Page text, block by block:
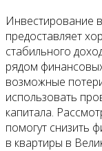
Инвестирование
предоставляет
стабильного
рядом
возможные
использовать
капитала.
помогут снизить
в квартиры в